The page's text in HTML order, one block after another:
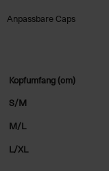
Anpassbare Caps
Kopfumfang (cm)
S/M
M/L
L/XL